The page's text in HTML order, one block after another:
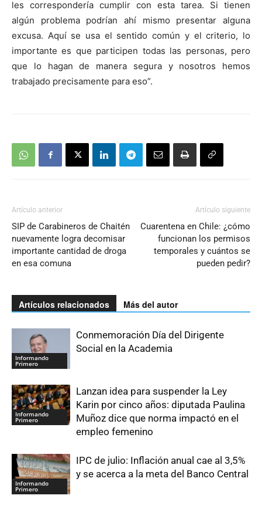
les correspondería cumplir con esta tarea. Si tienen
algún problema podrían ahí mismo presentar alguna
excusa. Aquí se usa el sentido común y el criterio, lo
importante es que participen todas las personas, pero
que lo hagan de manera segura y nosotros hemos
trabajado precisamente para eso”.
Artículo anterior
SIP de Carabineros de Chaitén
nuevamente logra decomisar
importante cantidad de droga
en esa comuna
Artículo siguiente
Cuarentena en Chile: ¿cómo
funcionan los permisos
temporales y cuántos se
pueden pedir?
Artículos relacionados Más del autor
Informando
Primero
Conmemoración Día del Dirigente
Social en la Academia
Informando
Primero
Lanzan idea para suspender la Ley
Karin por cinco años: diputada Paulina
Muñoz dice que norma impactó en el
empleo femenino
Informando
Primero
IPC de julio: Inflación anual cae al 3,5%
y se acerca a la meta del Banco Central